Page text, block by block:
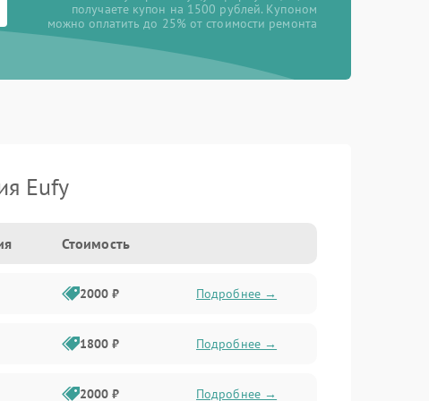
получаете купон на 1500 рублей. Купоном
можно оплатить до 25% от стоимости ремонта
Eufy
Стоимость
2000 ₽ Подробнее →
1800 ₽ Подробнее →
2000 ₽ Подробнее →